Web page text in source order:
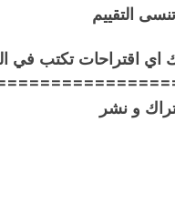
التقييم
اي اقتراحات تكتب في
و نشر